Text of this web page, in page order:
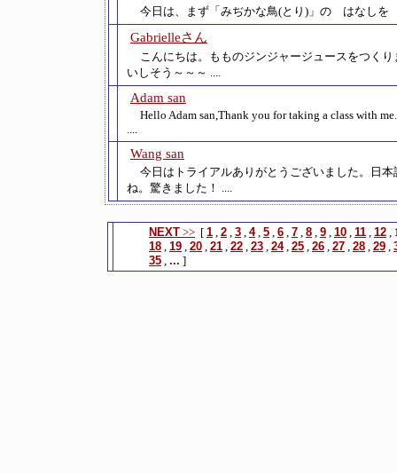
今日は、まず「みぢかな鳥(とり)」の はなしを
Gabrielleさん
こんにちは。もものジンジャージュースをつく
いしそう～～～ ....
Adam san
Hello Adam san,Thank you for taking a class with
....
Wang san
今日はトライアルありがとうございました。日本
ね。驚きました！ ....
NEXT >> [ 1 , 2 , 3 , 4, 5 , 6 , 7 , 8 , 9 , 10 , 11 , 12 ,
18 , 19 , 20 , 21 , 22 , 23 , 24, 25 , 26 , 27 , 28 , 29 ,
35 , ... ]